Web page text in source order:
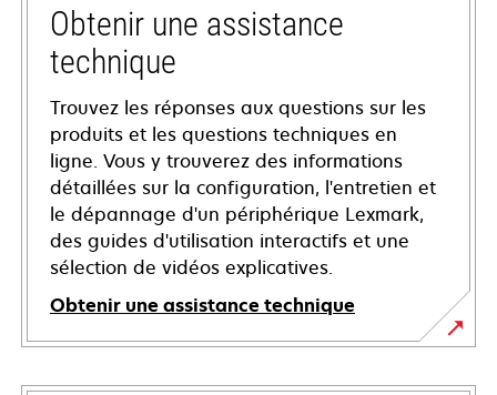
Obtenir une assistance
technique
Trouvez les réponses aux questions sur les
produits et les questions techniques en
ligne. Vous y trouverez des informations
détaillées sur la configuration, l'entretien et
le dépannage d'un périphérique Lexmark,
des guides d'utilisation interactifs et une
sélection de vidéos explicatives.
Obtenir une assistance technique
s’ouvre
dans